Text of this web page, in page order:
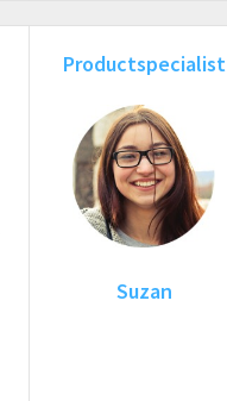
Productspecialist
Suzan